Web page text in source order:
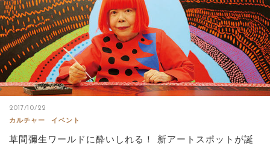
2017/10/22
カルチャー
イベント
草間彌生ワールドに酔いしれる！ 新アートスポットが誕